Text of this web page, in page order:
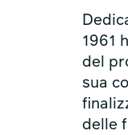
1961
del
sua
delle